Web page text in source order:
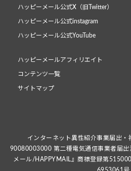
ハッピーメール公式X（旧Twitter）
ハッピーメール公式instagram
ハッピーメール公式YouTube
ハッピーメールアフィリエイト
コンテンツ一覧
サイトマップ
インターネット異性紹介事業届出・
90080003000 第二種電気通信事業者届
メール/HAPPYMAIL』商標登録第